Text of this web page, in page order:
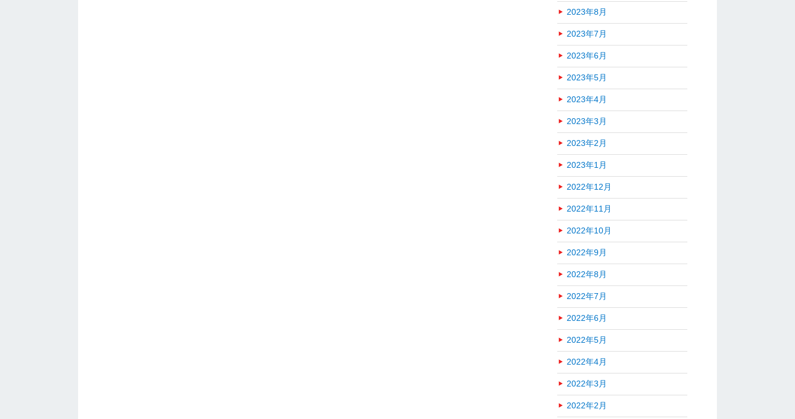
2023年8月
2023年7月
2023年6月
2023年5月
2023年4月
2023年3月
2023年2月
2023年1月
2022年12月
2022年11月
2022年10月
2022年9月
2022年8月
2022年7月
2022年6月
2022年5月
2022年4月
2022年3月
2022年2月